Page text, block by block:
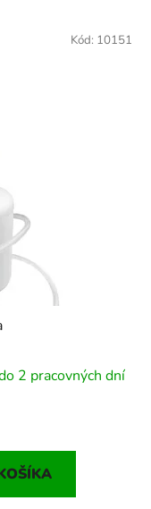
2 pracovných dní
Kód: 10151